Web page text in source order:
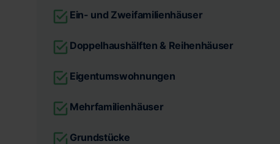
Ein- und Zweifamilienhäuser
Doppelhaushälften & Reihenhäuser
Eigentumswohnungen
Mehrfamilienhäuser
Grundstücke